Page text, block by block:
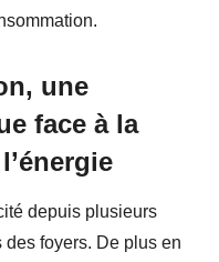
une
face à la
depuis plusieurs
foyers. De plus en